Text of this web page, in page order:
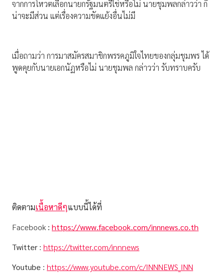
จากการโหวตเลือกนายกรัฐมนตรีใช่หรือไม่ นายชุมพลกล่าวว่า ก็
น่าจะมีส่วน แต่เรื่องความขัดแย้งอื่นไม่มี
เมื่อถามว่า การมาสมัครสมาชิกพรรคภูมิใจไทยของกลุ่มชุมพร ได้
พูดคุยกับนายเอกนัฏหรือไม่ นายชุมพล กล่าวว่า รับทราบครับ
ติดตามเนื้อหาดีๆแบบนี้ได้ที่
Facebook : https://www.facebook.com/innnews.co.th
Twitter : https://twitter.com/innnews
Youtube : https://www.youtube.com/c/INNNEWS_INN